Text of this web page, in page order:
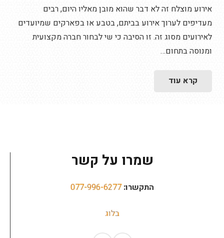
אירוע מוצלח זה לא דבר שהוא מובן מאליו היום, רבים
מעדיפים לערוך אירוע בביתם, בטבע או בפארקים שמיועדים
לאירועים מסוג זה. זו הסיבה כי שי לבחור חברה מקצועית
ומנוסה בתחום…
קרא עוד
שמרו על קשר
התקשרו: 077-996-6277
בלוג